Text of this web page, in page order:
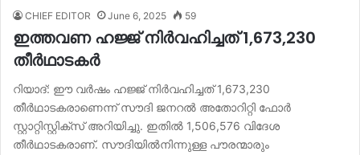
CHIEF EDITOR June 6, 2025 59
ഇത്തവണ ഹജ്ജ് നിർവഹിച്ചത് 1,673,230
തീർഥാടകർ
റിയാദ്: ഈ വർഷം ഹജ്ജ് നിർവഹിച്ചത് 1,673,230
തീർഥാടകരാണെന്ന് സൗദി ജനറൽ അതോറിറ്റി ഫോർ
സ്റ്റാറ്റിസ്റ്റിക്സ് അറിയിച്ചു. ഇതിൽ 1,506,576 വിദേശ
തീർഥാടകരാണ്. സൗദിയിൽനിന്നുള്ള പൗരന്മാരും